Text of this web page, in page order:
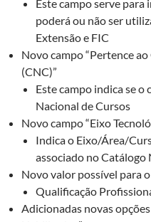
Este campo serve
poderá ou não ser
Extensão e FIC
Novo campo “Pertence
(CNC)”
Este campo indica se
Nacional de Cursos
Novo campo “Eixo
Indica o Eixo/Área/
associado no Catálogo
Novo valor possível para
Qualificação
Adicionadas novas